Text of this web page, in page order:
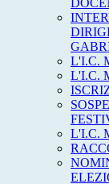
L'I.C.
L'I.C.
L'I.C.